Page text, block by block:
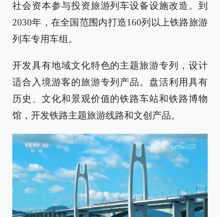
社会资本参与投资旅游列车设备设施改造。到
2030年，在全国范围内打造160列以上铁路旅游
列车专用车组。
开发具有地域文化特色的主题旅游专列，设计
适合入境游客的旅游专列产品。盘活利用具有
历史、文化和景观价值的铁路车站和铁路博物
馆，开发铁路主题旅游线路和文创产品。